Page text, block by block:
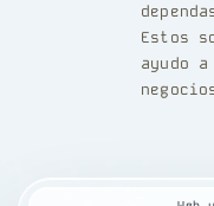
Estos
ayudo